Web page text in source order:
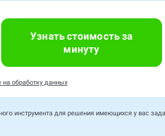
Узнать стоимость за
минуту
на обработку данных
инструмента для решения имеющихся у вас